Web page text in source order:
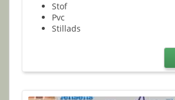
Stof
Pvc
Stillads